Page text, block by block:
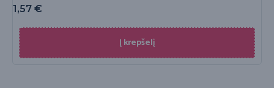
1,57 €
Į krepšelį